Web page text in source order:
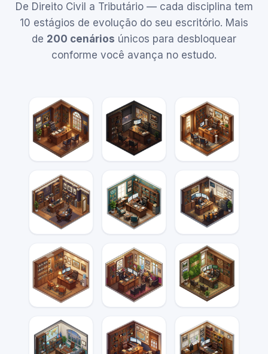
De Direito Civil a Tributário — cada disciplina tem
10 estágios de evolução do seu escritório. Mais
de 200 cenários únicos para desbloquear
conforme você avança no estudo.
Direito Civil Penal Constitucional
Empresarial Trabalho Tributário
Administrativo Consumidor Ambiental